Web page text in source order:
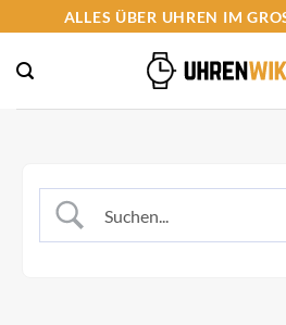
springen
ALLES ÜBER UHREN IM